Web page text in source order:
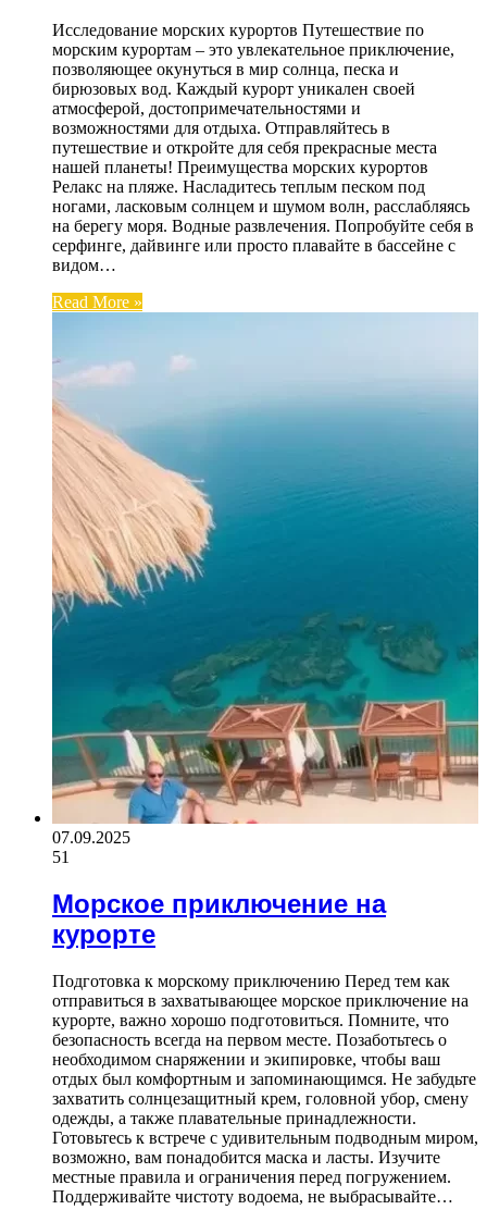
Исследование морских курортов Путешествие по
морским курортам – это увлекательное приключение,
позволяющее окунуться в мир солнца, песка и
бирюзовых вод. Каждый курорт уникален своей
атмосферой, достопримечательностями и
возможностями для отдыха. Отправляйтесь в
путешествие и откройте для себя прекрасные места
нашей планеты! Преимущества морских курортов
Релакс на пляже. Насладитесь теплым песком под
ногами, ласковым солнцем и шумом волн, расслабляясь
на берегу моря. Водные развлечения. Попробуйте себя в
серфинге, дайвинге или просто плавайте в бассейне с
видом…
Read More »
07.09.2025
51
Морское приключение на
курорте
Подготовка к морскому приключению Перед тем как
отправиться в захватывающее морское приключение на
курорте, важно хорошо подготовиться. Помните, что
безопасность всегда на первом месте. Позаботьтесь о
необходимом снаряжении и экипировке, чтобы ваш
отдых был комфортным и запоминающимся. Не забудьте
захватить солнцезащитный крем, головной убор, смену
одежды, а также плавательные принадлежности.
Готовьтесь к встрече с удивительным подводным миром,
возможно, вам понадобится маска и ласты. Изучите
местные правила и ограничения перед погружением.
Поддерживайте чистоту водоема, не выбрасывайте…